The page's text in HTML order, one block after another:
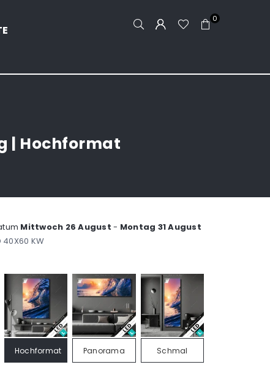
0
| Hochformat
Mittwoch 26 August - Montag 31 August
40X60 KW
Hochformat Panorama Schmal